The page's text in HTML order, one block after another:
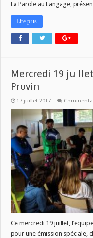
La Parole au Langage,
Lire plus
Mercredi 19
Provin
17 juillet 2017
Ce mercredi 19 juillet,
pour une émission spéciale,